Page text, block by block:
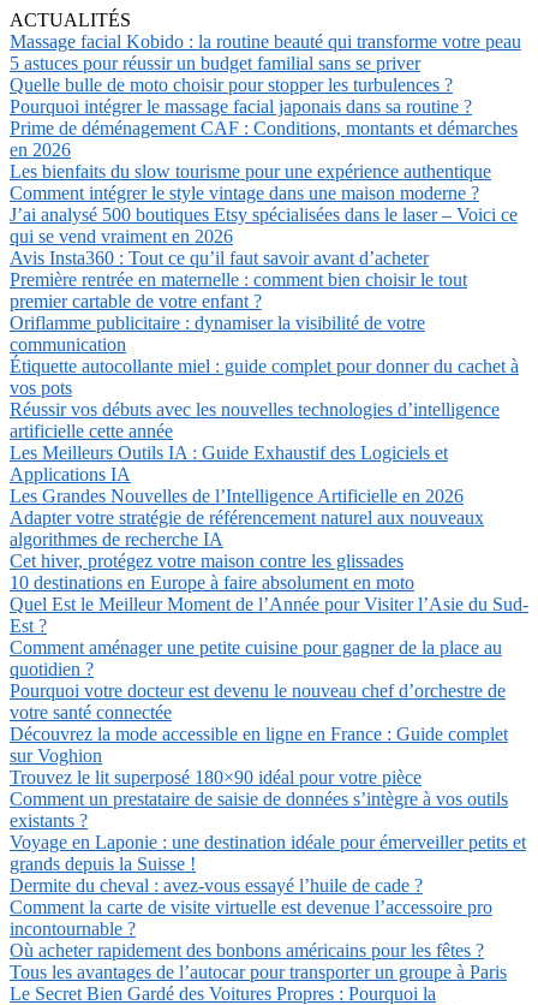
ACTUALITÉS
Massage facial Kobido : la routine beauté qui transforme votre peau
5 astuces pour réussir un budget familial sans se priver
Quelle bulle de moto choisir pour stopper les turbulences ?
Pourquoi intégrer le massage facial japonais dans sa routine ?
Prime de déménagement CAF : Conditions, montants et démarches
en 2026
Les bienfaits du slow tourisme pour une expérience authentique
Comment intégrer le style vintage dans une maison moderne ?
J’ai analysé 500 boutiques Etsy spécialisées dans le laser – Voici ce
qui se vend vraiment en 2026
Avis Insta360 : Tout ce qu’il faut savoir avant d’acheter
Première rentrée en maternelle : comment bien choisir le tout
premier cartable de votre enfant ?
Oriflamme publicitaire : dynamiser la visibilité de votre
communication
Étiquette autocollante miel : guide complet pour donner du cachet à
vos pots
Réussir vos débuts avec les nouvelles technologies d’intelligence
artificielle cette année
Les Meilleurs Outils IA : Guide Exhaustif des Logiciels et
Applications IA
Les Grandes Nouvelles de l’Intelligence Artificielle en 2026
Adapter votre stratégie de référencement naturel aux nouveaux
algorithmes de recherche IA
Cet hiver, protégez votre maison contre les glissades
10 destinations en Europe à faire absolument en moto
Quel Est le Meilleur Moment de l’Année pour Visiter l’Asie du Sud-
Est ?
Comment aménager une petite cuisine pour gagner de la place au
quotidien ?
Pourquoi votre docteur est devenu le nouveau chef d’orchestre de
votre santé connectée
Découvrez la mode accessible en ligne en France : Guide complet
sur Voghion
Trouvez le lit superposé 180×90 idéal pour votre pièce
Comment un prestataire de saisie de données s’intègre à vos outils
existants ?
Voyage en Laponie : une destination idéale pour émerveiller petits et
grands depuis la Suisse !
Dermite du cheval : avez-vous essayé l’huile de cade ?
Comment la carte de visite virtuelle est devenue l’accessoire pro
incontournable ?
Où acheter rapidement des bonbons américains pour les fêtes ?
Tous les avantages de l’autocar pour transporter un groupe à Paris
Le Secret Bien Gardé des Voitures Propres : Pourquoi la